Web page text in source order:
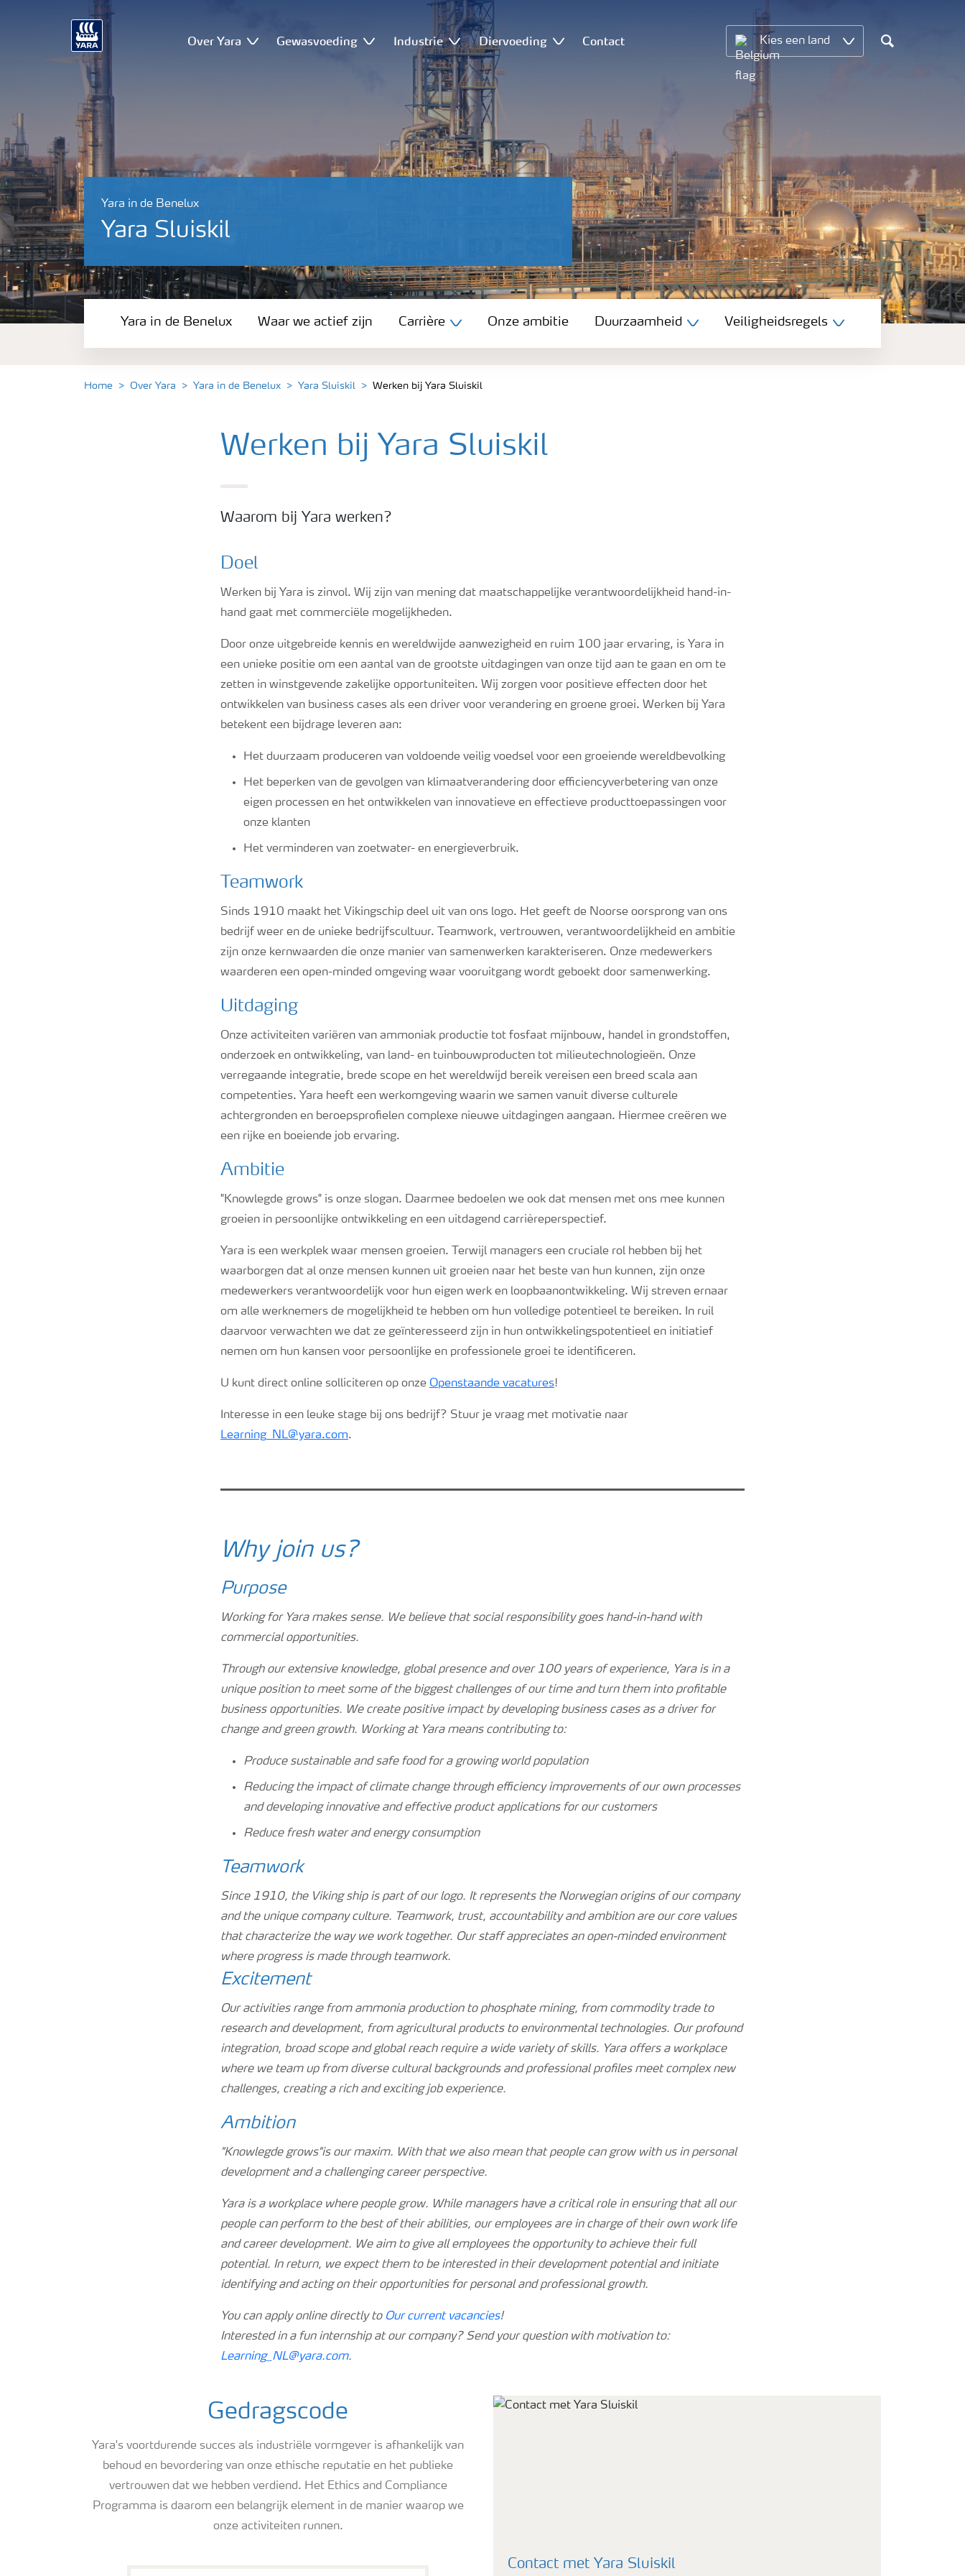
Over Yara Gewasvoeding Industrie Diervoeding Contact Kies een land
Search
Yara in de Benelux
Yara Sluiskil
Yara in de Benelux
Carrière
Yara in de Benelux Waar we actief zijn Carrière Onze ambitie Duurzaamheid Veiligheidsregels
Home Over Yara Yara in de Benelux Yara Sluiskil Werken bij Yara Sluiskil
Werken bij Yara Sluiskil
Waarom bij Yara werken?
Doel
Werken bij Yara is zinvol. Wij zijn van mening dat maatschappelijke verantwoordelijkheid hand-in-
hand gaat met commerciële mogelijkheden.
Door onze uitgebreide kennis en wereldwijde aanwezigheid en ruim 100 jaar ervaring, is Yara in
een unieke positie om een ​​aantal van de grootste uitdagingen van onze tijd aan te gaan en om te
zetten in winstgevende zakelijke opportuniteiten. Wij zorgen voor positieve effecten door het
ontwikkelen van business cases als een driver voor verandering en groene groei. Werken bij Yara
betekent een bijdrage leveren aan:
Het duurzaam produceren van voldoende veilig voedsel voor een groeiende wereldbevolking
Het beperken van de gevolgen van klimaatverandering door efficiencyverbetering van onze
eigen processen en het ontwikkelen van innovatieve en effectieve producttoepassingen voor
onze klanten
Het verminderen van zoetwater- en energieverbruik.
Teamwork
Sinds 1910 maakt het Vikingschip deel uit van ons logo. Het geeft de Noorse oorsprong van ons
bedrijf weer en de unieke bedrijfscultuur. Teamwork, vertrouwen, verantwoordelijkheid en ambitie
zijn onze kernwaarden die onze manier van samenwerken karakteriseren. Onze medewerkers
waarderen een open-minded omgeving waar vooruitgang wordt geboekt door samenwerking.
Uitdaging
Onze activiteiten variëren van ammoniak productie tot fosfaat mijnbouw, handel in grondstoffen,
onderzoek en ontwikkeling, van land- en tuinbouwproducten tot milieutechnologieën. Onze
verregaande integratie, brede scope en het wereldwijd bereik vereisen een breed scala aan
competenties. Yara heeft een werkomgeving waarin we samen vanuit diverse culturele
achtergronden en beroepsprofielen complexe nieuwe uitdagingen aangaan. Hiermee creëren we
een rijke en boeiende job ervaring.
Ambitie
"Knowlegde grows" is onze slogan. Daarmee bedoelen we ook dat mensen met ons mee kunnen
groeien in persoonlijke ontwikkeling en een uitdagend carrièreperspectief.
Yara is een werkplek waar mensen groeien. Terwijl managers een cruciale rol hebben bij het
waarborgen dat al onze mensen kunnen uit groeien naar het beste van hun kunnen, zijn onze
medewerkers verantwoordelijk voor hun eigen werk en loopbaanontwikkeling. Wij streven ernaar
om alle werknemers de mogelijkheid te hebben om hun volledige potentieel te bereiken. In ruil
daarvoor verwachten we dat ze geïnteresseerd zijn in hun ontwikkelingspotentieel en initiatief
nemen om hun kansen voor persoonlijke en professionele groei te identificeren.
U kunt direct online solliciteren op onze Openstaande vacatures!
Interesse in een leuke stage bij ons bedrijf? Stuur je vraag met motivatie naar
Learning_NL@yara.com.
Why join us?
Purpose
Working for Yara makes sense. We believe that social responsibility goes hand-in-hand with
commercial opportunities.
Through our extensive knowledge, global presence and over 100 years of experience, Yara is in a
unique position to meet some of the biggest challenges of our time and turn them into profitable
business opportunities. We create positive impact by developing business cases as a driver for
change and green growth. Working at Yara means contributing to:
Produce sustainable and safe food for a growing world population
Reducing the impact of climate change through efficiency improvements of our own processes
and developing innovative and effective product applications for our customers
Reduce fresh water and energy consumption
Teamwork
Since 1910, the Viking ship is part of our logo. It represents the Norwegian origins of our company
and the unique company culture. Teamwork, trust, accountability and ambition are our core values
that characterize the way we work together. Our staff appreciates an open-minded environment
where progress is made through teamwork.
Excitement
Our activities range from ammonia production to phosphate mining, from commodity trade to
research and development, from agricultural products to environmental technologies. Our profound
integration, broad scope and global reach require a wide variety of skills. Yara offers a workplace
where we team up from diverse cultural backgrounds and professional profiles meet complex new
challenges, creating a rich and exciting job experience.
Ambition
"Knowlegde grows"is our maxim. With that we also mean that people can grow with us in personal
development and a challenging career perspective.
Yara is a workplace where people grow. While managers have a critical role in ensuring that all our
people can perform to the best of their abilities, our employees are in charge of their own work life
and career development. We aim to give all employees the opportunity to achieve their full
potential. In return, we expect them to be interested in their development potential and initiate
identifying and acting on their opportunities for personal and professional growth.
You can apply online directly to Our current vacancies!
Interested in a fun internship at our company? Send your question with motivation to:
Learning_NL@yara.com.
Gedragscode
Yara's voortdurende succes als industriële vormgever is afhankelijk van
behoud en bevordering van onze ethische reputatie en het publieke
vertrouwen dat we hebben verdiend. Het Ethics and Compliance
Programma is daarom een ​​belangrijk element in de manier waarop we
onze activiteiten runnen.
Contact met Yara Sluiskil